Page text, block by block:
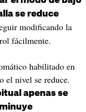
se reduce
modificando la
fácilmente.
habilitado en
el nivel se reduce.
apenas se